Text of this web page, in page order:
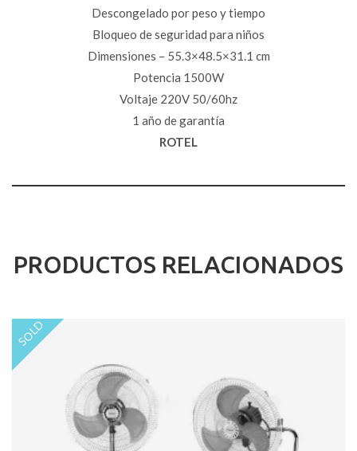
Descongelado por peso y tiempo
Bloqueo de seguridad para niños
Dimensiones – 55.3×48.5×31.1 cm
Potencia 1500W
Voltaje 220V 50/60hz
1 año de garantía
ROTEL
PRODUCTOS RELACIONADOS
SOLD